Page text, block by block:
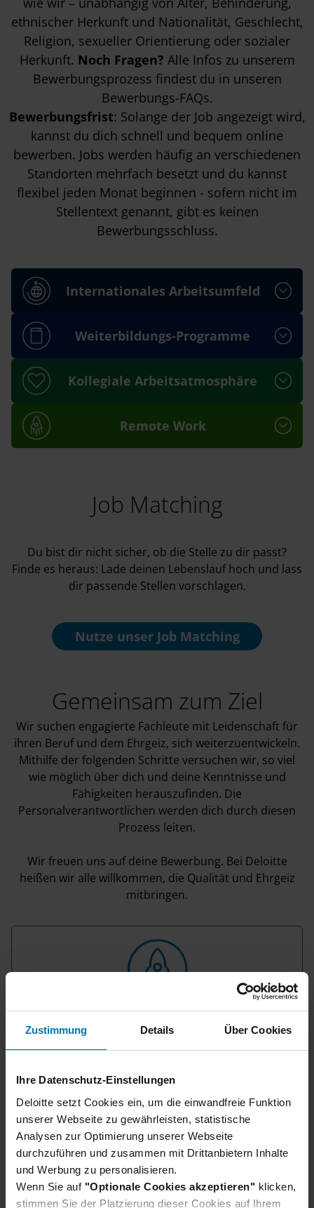
Zustimmung Details Über Cookies
Ihre Datenschutz-Einstellungen
Deloitte setzt Cookies ein, um die einwandfreie Funktion
unserer Webseite zu gewährleisten, statistische
Analysen zur Optimierung unserer Webseite
durchzuführen und zusammen mit Drittanbietern Inhalte
und Werbung zu personalisieren.
Wenn Sie auf "Optionale Cookies akzeptieren" klicken,
stimmen Sie der Platzierung dieser Cookies auf Ihrem
ethnischer Herkunft und Nationalität, Geschlecht,
Religion, sexueller Orientierung oder sozialer
Herkunft. Noch Fragen? Alle Infos zu unserem
Bewerbungsprozess findest du in unseren
Bewerbungs-FAQs.
Bewerbungsfrist: Solange der Job angezeigt wird,
kannst du dich schnell und bequem online
bewerben. Jobs werden häufig an verschiedenen
Standorten mehrfach besetzt und du kannst
flexibel jeden Monat beginnen - sofern nicht im
Stellentext genannt, gibt es keinen
Bewerbungsschluss.
Internationales Arbeitsumfeld
Weiterbildungs-Programme
Kollegiale Arbeitsatmosphäre
Remote Work
Job Matching
Du bist dir nicht sicher, ob die Stelle zu dir passt?
Finde es heraus: Lade deinen Lebenslauf hoch und lass
dir passende Stellen vorschlagen.
Nutze unserJob Matching
Gemeinsam zum Ziel
Wir suchen engagierte Fachleute mit Leidenschaft für
ihren Beruf und dem Ehrgeiz, sich weiterzuentwickeln.
Mithilfe der folgenden Schritte versuchen wir, so viel
wie möglich über dich und deine Kenntnisse und
Fähigkeiten herauszufinden. Die
Personalverantwortlichen werden dich durch diesen
Prozess leiten.
Wir freuen uns auf deine Bewerbung. Bei Deloitte
heißen wir alle willkommen, die Qualität und Ehrgeiz
mitbringen.
Unser Bewerbungsprozess
beachten solltest.
Erfahre hier mehr